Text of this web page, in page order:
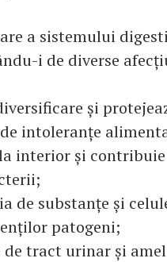
a sistemului
i de diverse
și
intoleranțe
și contribuie
substanțe și
patogeni;
tract urinar și